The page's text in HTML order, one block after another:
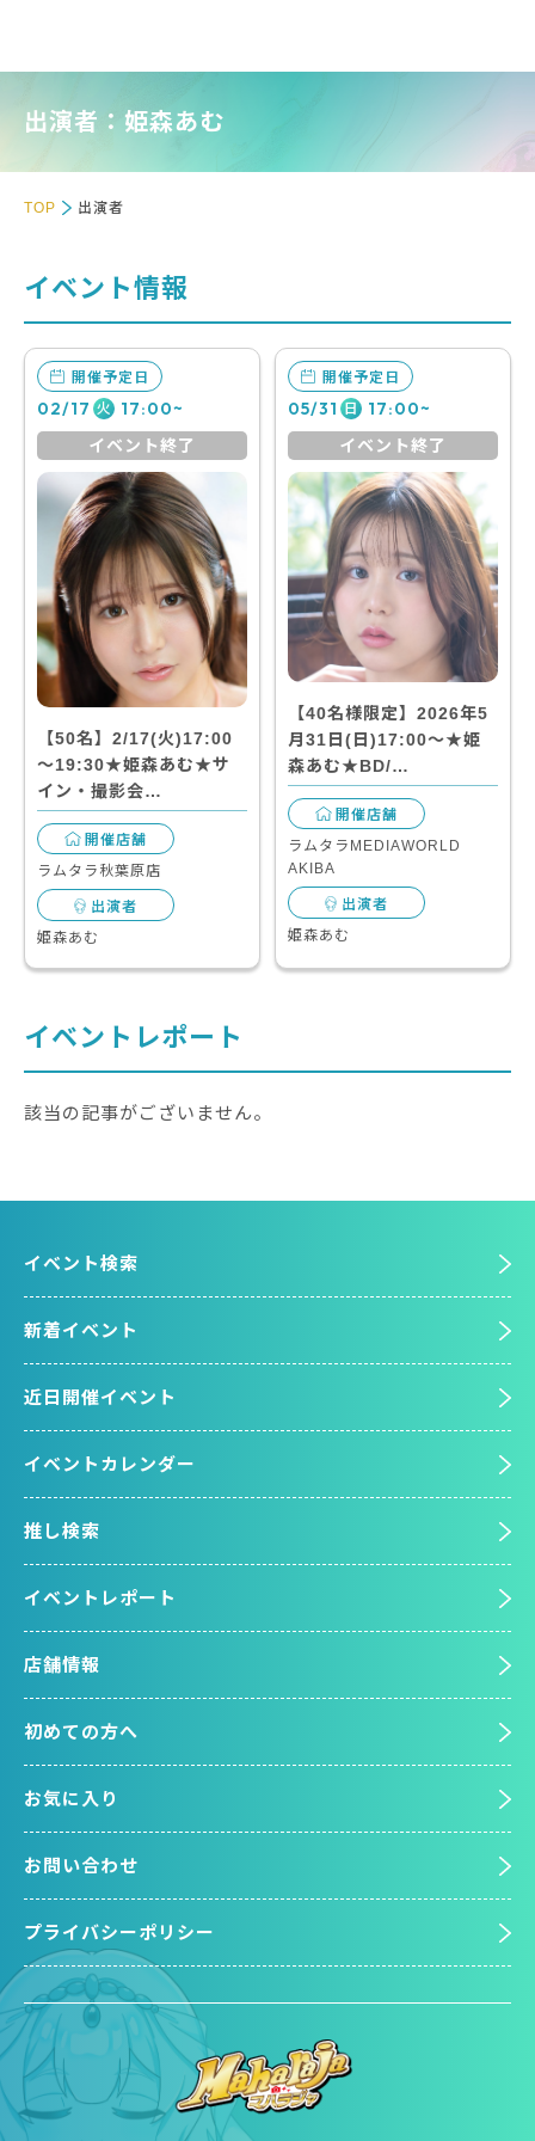
出演者：姫森あむ
TOP 出演者
イベント情報
開催予定日
02/17 火 17:00~
イベント終了
【50名】2/17(火)17:00
～19:30★姫森あむ★サ
イン・撮影会…
開催店舗
ラムタラ秋葉原店
出演者
姫森あむ
開催予定日
05/31 日 17:00~
イベント終了
【40名様限定】2026年5
月31日(日)17:00～★姫
森あむ★BD/…
開催店舗
ラムタラMEDIAWORLD
AKIBA
出演者
姫森あむ
イベントレポート
該当の記事がございません。
イベント検索
新着イベント
近日開催イベント
イベントカレンダー
推し検索
イベントレポート
店舗情報
初めての方へ
お気に入り
お問い合わせ
プライバシーポリシー